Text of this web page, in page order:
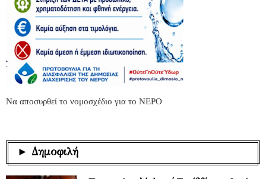
Να αποσυρθεί το νομοσχέδιο για το ΝΕΡΟ
► Δημοφιλή